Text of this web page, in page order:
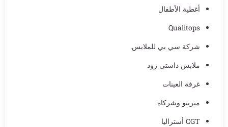
أغطية الأطفال
Qualitops
شركة سي بي للملابس.
ملابس داستي رود
غرفة العينات
ميرينو وشركاه
CGT أستراليا